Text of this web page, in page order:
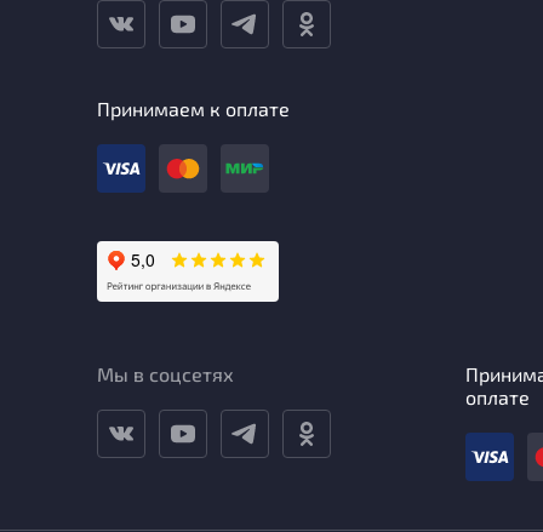
Принимаем к оплате
Мы в соцсетях
оплате